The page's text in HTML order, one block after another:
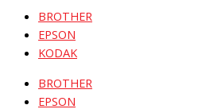
BROTHER
EPSON
KODAK
BROTHER
EPSON